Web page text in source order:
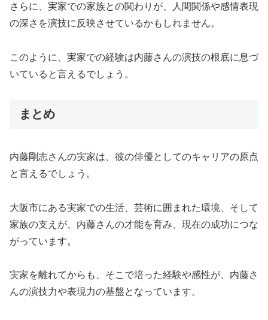
さらに、実家での家族との関わりが、人間関係や感情表現
の深さを演技に反映させているかもしれません。
このように、実家での経験は内藤さんの演技の根底に息づ
いていると言えるでしょう。
まとめ
内藤剛志さんの実家は、彼の俳優としてのキャリアの原点
と言えるでしょう。
大阪市にある実家での生活、芸術に囲まれた環境、そして
家族の支えが、内藤さんの才能を育み、現在の成功につな
がっています。
実家を離れてからも、そこで培った経験や感性が、内藤さ
んの演技力や表現力の基盤となっています。